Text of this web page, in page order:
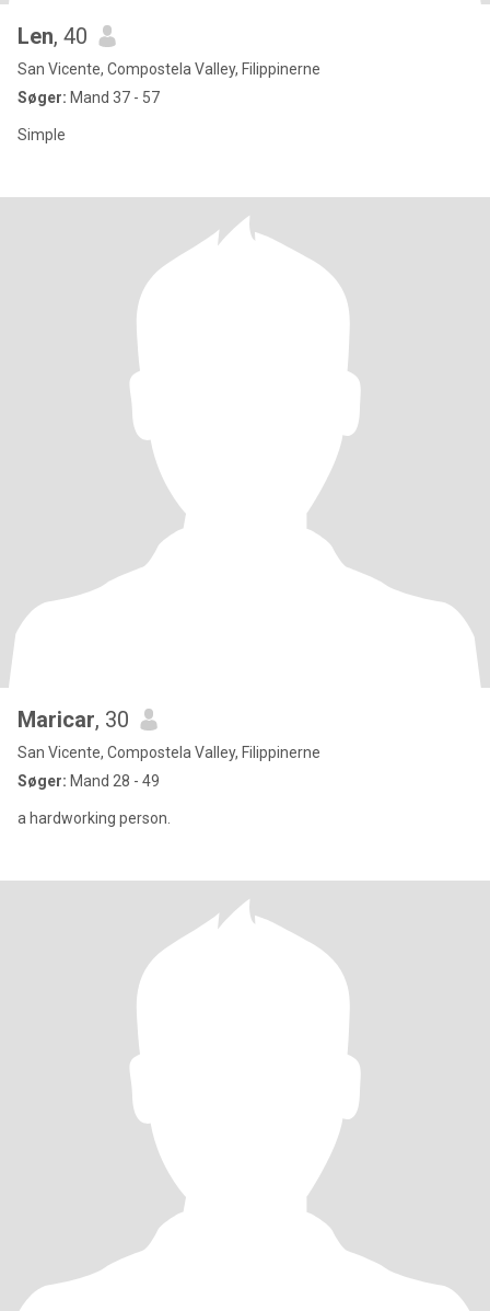
Len, 40
San Vicente, Compostela Valley, Filippinerne
Søger: Mand 37 - 57
Simple
Maricar, 30
San Vicente, Compostela Valley, Filippinerne
Søger: Mand 28 - 49
a hardworking person.